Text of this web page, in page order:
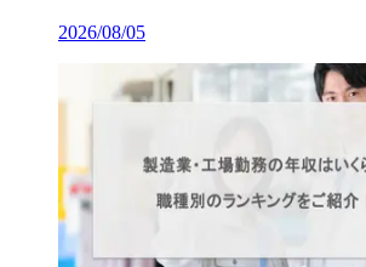
2026/08/05